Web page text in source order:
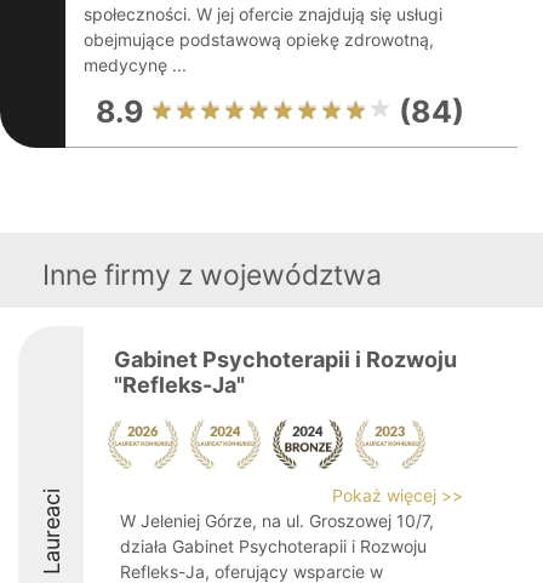
społeczności. W jej ofercie znajdują się usługi
obejmujące podstawową opiekę zdrowotną,
medycynę ...
8.9 (84)
Inne firmy z województwa
Laureaci
Gabinet Psychoterapii i Rozwoju
"Refleks-Ja"
Pokaż więcej >>
W Jeleniej Górze, na ul. Groszowej 10/7,
działa Gabinet Psychoterapii i Rozwoju
Refleks-Ja, oferujący wsparcie w